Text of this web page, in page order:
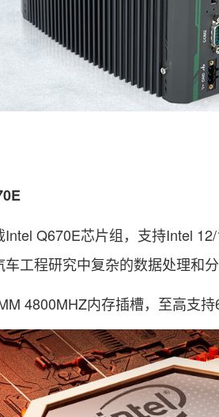
Intel Q670E芯片组，支持Intel
工程研究中复杂的数据处理和分
4800MHZ内存插槽，至高支